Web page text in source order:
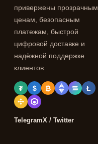
привержены прозрачным
ценам, безопасным
платежам, быстрой
цифровой доставке и
надёжной поддержке
клиентов.
₮ $ ₿ Ł
TelegramX / Twitter